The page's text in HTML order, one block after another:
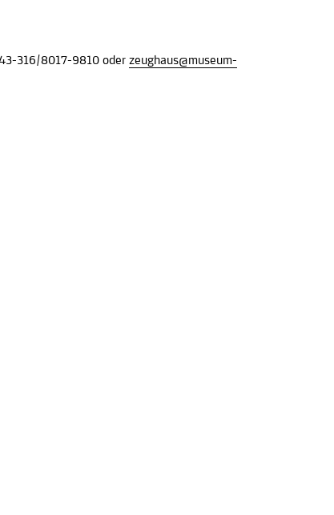
316/8017-9810 oder zeughaus@museum-